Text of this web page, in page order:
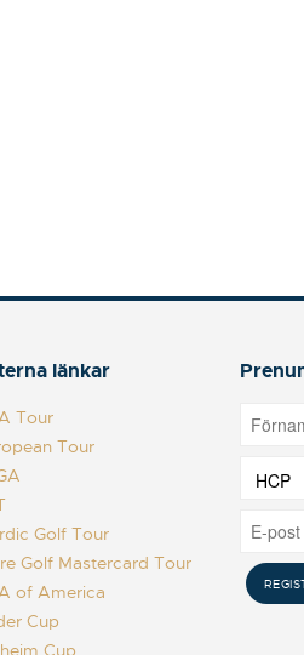
länkar
Tour
Tour
Golf Tour
Golf Mastercard Tour
of America
Cup
Cup